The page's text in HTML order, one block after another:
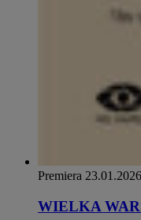
Premiera
WIELKA